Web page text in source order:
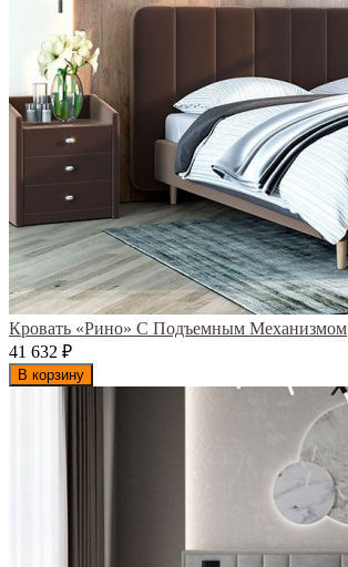
Кровать «Рино» С Подъемным Механизмом
41 632 ₽
В корзину